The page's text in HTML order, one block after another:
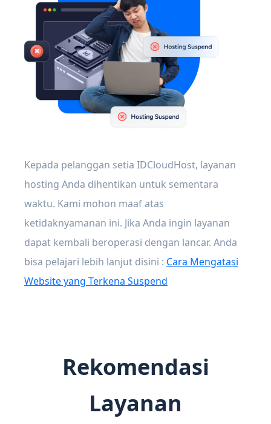
Kepada pelanggan setia IDCloudHost, layanan
hosting Anda dihentikan untuk sementara
waktu. Kami mohon maaf atas
ketidaknyamanan ini. Jika Anda ingin layanan
dapat kembali beroperasi dengan lancar. Anda
bisa pelajari lebih lanjut disini : Cara Mengatasi
Website yang Terkena Suspend
Rekomendasi
Layanan